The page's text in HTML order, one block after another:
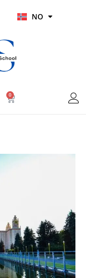
NO
HI
0
Handlekurv